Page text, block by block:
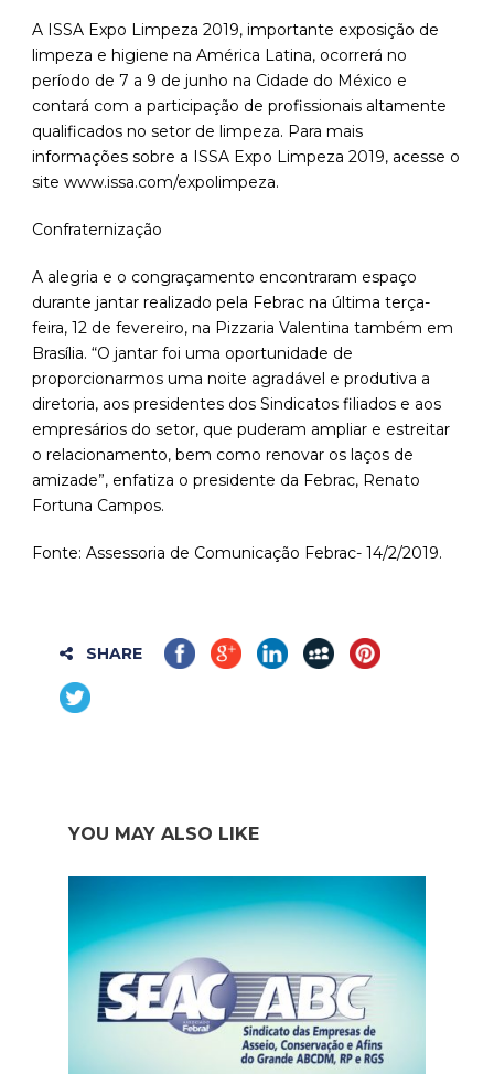
A ISSA Expo Limpeza 2019, importante exposição de
limpeza e higiene na América Latina, ocorrerá no
período de 7 a 9 de junho na Cidade do México e
contará com a participação de profissionais altamente
qualificados no setor de limpeza. Para mais
informações sobre a ISSA Expo Limpeza 2019, acesse o
site www.issa.com/expolimpeza.
Confraternização
A alegria e o congraçamento encontraram espaço
durante jantar realizado pela Febrac na última terça-
feira, 12 de fevereiro, na Pizzaria Valentina também em
Brasília. “O jantar foi uma oportunidade de
proporcionarmos uma noite agradável e produtiva a
diretoria, aos presidentes dos Sindicatos filiados e aos
empresários do setor, que puderam ampliar e estreitar
o relacionamento, bem como renovar os laços de
amizade”, enfatiza o presidente da Febrac, Renato
Fortuna Campos.
Fonte: Assessoria de Comunicação Febrac- 14/2/2019.
SHARE
YOU MAY ALSO LIKE